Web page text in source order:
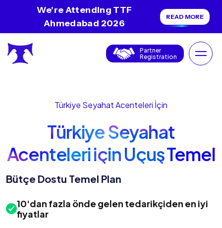
We're Attending TTF
Ahmedabad 2026
READ MORE
Partner
Registration
Türkiye Seyahat Acenteleri İçin
Türkiye Seyahat
Acenteleri için Uçuş Temel
Planı
Bütçe Dostu Temel Plan
10'dan fazla önde gelen tedarikçiden en iyi
fiyatlar